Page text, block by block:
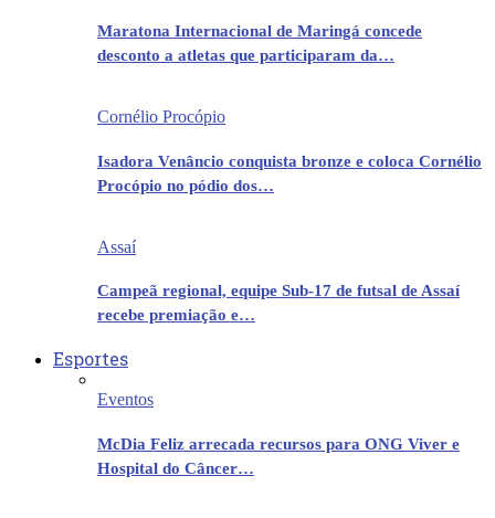
Maratona Internacional de Maringá concede
desconto a atletas que participaram da…
Cornélio Procópio
Isadora Venâncio conquista bronze e coloca Cornélio
Procópio no pódio dos…
Assaí
Campeã regional, equipe Sub-17 de futsal de Assaí
recebe premiação e…
Esportes
Eventos
McDia Feliz arrecada recursos para ONG Viver e
Hospital do Câncer…